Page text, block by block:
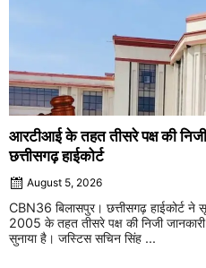
आरटीआई के तहत तीसरे पक्ष की
छत्तीसगढ़ हाईकोर्ट
August 5, 2026
CBN36 बिलासपुर। छत्तीसगढ़ हाईकोर्ट
2005 के तहत तीसरे पक्ष की निजी
सुनाया है। जस्टिस सचिन सिंह ...